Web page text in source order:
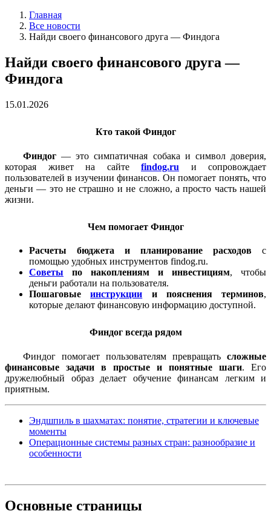
Главная
Все новости
Найди своего финансового друга — Финдога
Найди своего финансового друга —
Финдога
15.01.2026
Кто такой Финдог
Финдог — это симпатичная собака и символ доверия,
которая живет на сайте findog.ru и сопровождает
пользователей в изучении финансов. Он помогает понять, что
деньги — это не страшно и не сложно, а просто часть нашей
жизни.
Чем помогает Финдог
Расчеты бюджета и планирование расходов с
помощью удобных инструментов findog.ru.
Советы по накоплениям и инвестициям, чтобы
деньги работали на пользователя.
Пошаговыеинструкции и пояснения терминов,
которые делают финансовую информацию доступной.
Финдог всегда рядом
Финдог помогает пользователям превращать сложные
финансовые задачи в простые и понятные шаги. Его
дружелюбный образ делает обучение финансам легким и
приятным.
Эндшпиль в шахматах: понятие, стратегии и ключевые
моменты
Операционные системы разных стран: разнообразие и
особенности
Основные страницы